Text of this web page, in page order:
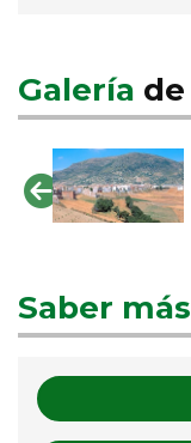
Galería
Saber